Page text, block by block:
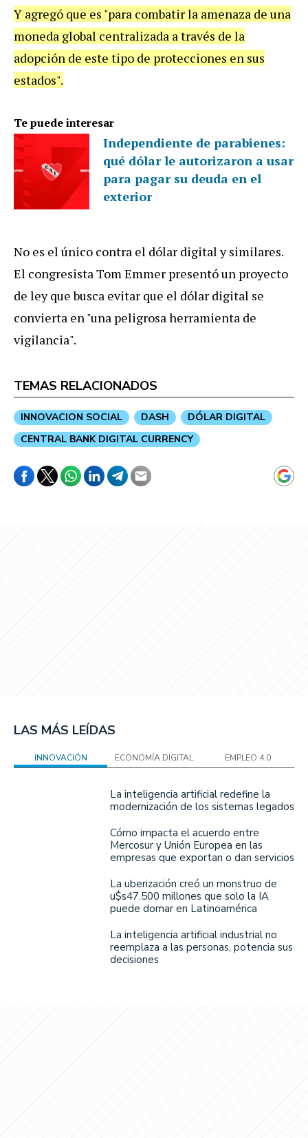
Y agregó que es "para combatir la amenaza de una
moneda global centralizada a través de la
adopción de este tipo de protecciones en sus
estados".
Te puede interesar
Independiente de parabienes:
qué dólar le autorizaron a usar
para pagar su deuda en el
exterior
No es el único contra el dólar digital y similares.
El congresista Tom Emmer presentó un proyecto
de ley que busca evitar que el dólar digital se
convierta en "una peligrosa herramienta de
vigilancia".
TEMAS RELACIONADOS
INNOVACION SOCIAL DASH
DÓLAR DIGITAL
CENTRAL BANK DIGITAL CURRENCY
LAS MÁS LEÍDAS
INNOVACIÓN ECONOMÍA DIGITAL EMPLEO 4.0
La inteligencia artificial redefine la
modernización de los sistemas legados
Cómo impacta el acuerdo entre
Mercosur y Unión Europea en las
empresas que exportan o dan servicios
La uberización creó un monstruo de
u$s47.500 millones que solo la IA
puede domar en Latinoamérica
La inteligencia artificial industrial no
reemplaza a las personas, potencia sus
decisiones